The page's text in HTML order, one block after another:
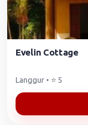
Evelin Cottage
Langgur • ⭐ 5